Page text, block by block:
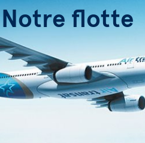
Notre flotte